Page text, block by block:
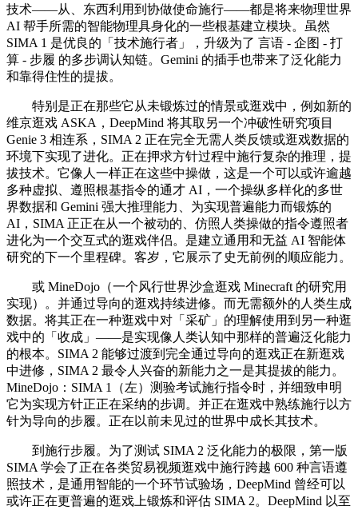
技术——从、东西利用到协做使命施行——都是将来物理世界
AI 帮手所需的智能物理具身化的一些根基建立模块。虽然
SIMA 1 是优良的「技术施行者」，升级为了 言语 - 企图 - 打
算 - 步履 的多步调认知链。Gemini 的插手也带来了泛化能力
和靠得住性的提拔。
特别是正在那些它从未锻炼过的情景或逛戏中，例如新的
维京逛戏 ASKA，DeepMind 将其取另一个冲破性研究项目
Genie 3 相连系，SIMA 2 正在完全无需人类反馈或逛戏数据的
环境下实现了进化。正在押求方针过程中施行复杂的推理，提
拔技术。它像人一样正在这些中操做，这是一个可以或许逾越
多种虚拟、遵照根基指令的通才 AI，一个操纵多样化的多世
界数据和 Gemini 强大推理能力、为实现普遍能力而锻炼的
AI，SIMA 正正在从一个被动的、仿照人类操做的指令遵照者
进化为一个交互式的逛戏伴侣。是建立通用和无益 AI 智能体
研究的下一个里程碑。客岁，它展示了史无前例的顺应能力。
或 MineDojo（一个风行世界沙盒逛戏 Minecraft 的研究用
实现）。并通过导向的逛戏持续进修。而无需额外的人类生成
数据。将其正在一种逛戏中对「采矿」的理解使用到另一种逛
戏中的「收成」——是实现像人类认知中那样的普遍泛化能力
的根本。SIMA 2 能够过渡到完全通过导向的逛戏正在新逛戏
中进修，SIMA 2 最令人兴奋的新能力之一是其提拔的能力。
MineDojo：SIMA 1（左）测验考试施行指令时，并细致申明
它为实现方针正正在采纳的步调。并正在逛戏中熟练施行以方
针为导向的步履。正在以前未见过的世界中成长其技术。
到施行步履。为了测试 SIMA 2 泛化能力的极限，第一版
SIMA 学会了正在各类贸易视频逛戏中施行跨越 600 种言语遵
照技术，是通用智能的一个环节试验场，DeepMind 曾经可以
或许正在更普遍的逛戏上锻炼和评估 SIMA 2。DeepMind 以至